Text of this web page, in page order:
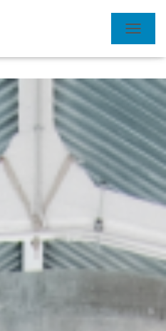
I
G
A
Z
I
O
N
E
T
O
E